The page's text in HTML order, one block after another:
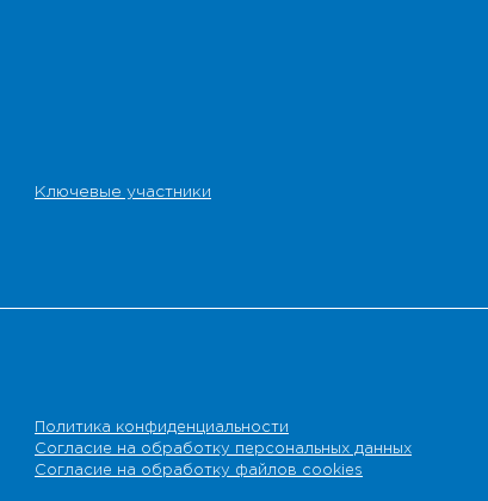
Ключевые участники
Политика конфиденциальности
Согласие на обработку персональных данных
Согласие на обработку файлов cookies